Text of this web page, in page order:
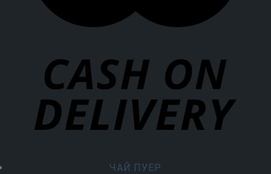
ЧАЙ ПУЕР